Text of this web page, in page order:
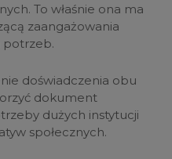
To właśnie ona ma
zaangażowania
potrzeb.
doświadczenia obu
dokument
dużych instytucji
społecznych.